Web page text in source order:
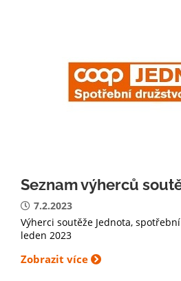
Seznam výherců
7.2.2023
Výherci soutěže Jednota,
leden 2023
Zobrazit více